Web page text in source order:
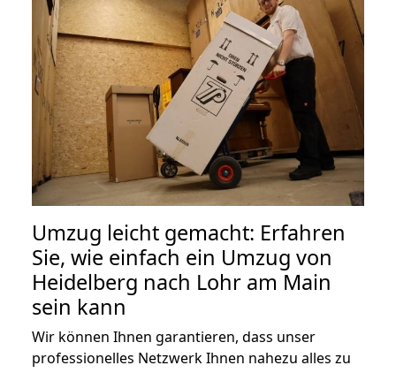
Umzug leicht gemacht: Erfahren
Sie, wie einfach ein Umzug von
Heidelberg nach Lohr am Main
sein kann
Wir können Ihnen garantieren, dass unser
professionelles Netzwerk Ihnen nahezu alles zu